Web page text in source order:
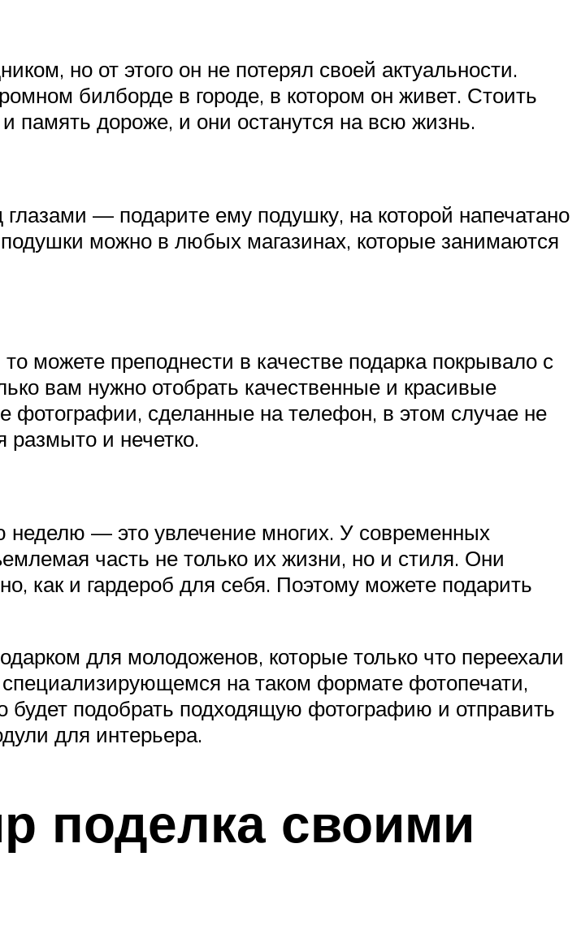
но от этого он не потерял своей актуальности.
билборде в городе, в котором он живет. Стоить
память дороже, и они останутся на всю жизнь.
— подарите ему подушку, на которой напечатано
можно в любых магазинах, которые занимаются
можете преподнести в качестве подарка покрывало с
вам нужно отобрать качественные и красивые
фотографии, сделанные на телефон, в этом случае не
размыто и нечетко.
— это увлечение многих. У современных
часть не только их жизни, но и стиля. Они
как и гардероб для себя. Поэтому можете подарить
для молодоженов, которые только что переехали
на таком формате фотопечати,
подобрать подходящую фотографию и отправить
для интерьера.
поделка своими